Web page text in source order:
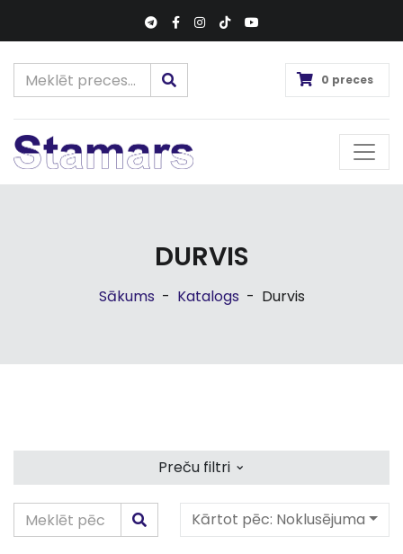
0 preces
DURVIS
Sākums - Katalogs - Durvis
Preču filtri ⌄
Kārtot pēc: Noklusējuma